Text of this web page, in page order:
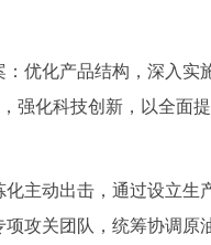
化产品结构，深入实
强化科技创新，以全面
主动出击，通过设立生
攻关团队，统筹协调原